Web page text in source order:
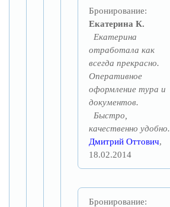
Бронирование:
Екатерина К.
Екатерина
отработала как
всегда прекрасно.
Оперативное
оформление тура и
документов.
Быстро,
качественно удобно.
Дмитрий Оттович,
18.02.2014
Бронирование: